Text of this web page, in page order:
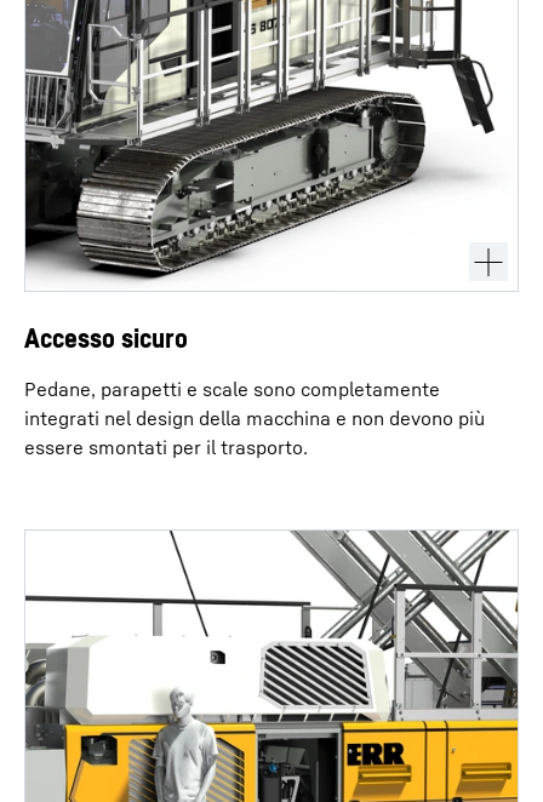
Accesso sicuro
Pedane, parapetti e scale sono completamente
integrati nel design della macchina e non devono più
essere smontati per il trasporto.